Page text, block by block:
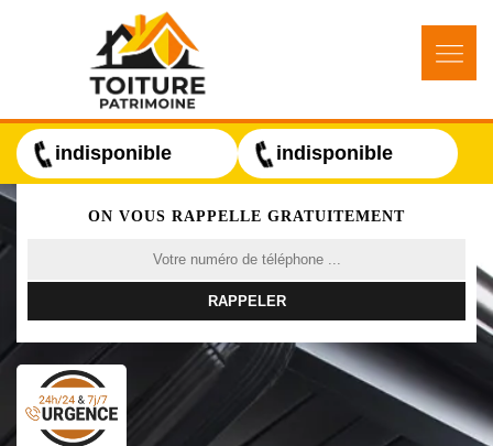
indisponible indisponible
ON VOUS RAPPELLE GRATUITEMENT